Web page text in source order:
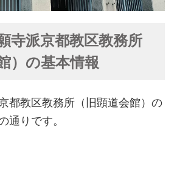
寺派京都教区教務所
）の基本情報
都教区教務所（旧顕道会館）の
通りです。